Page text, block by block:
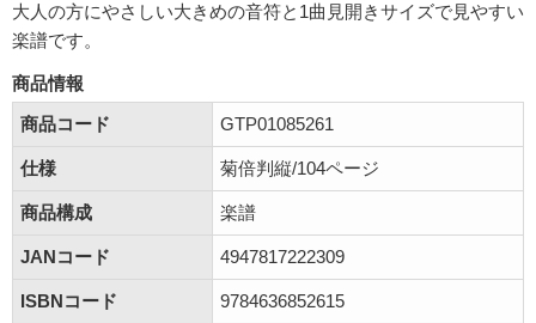
大人の方にやさしい大きめの音符と1曲見開きサイズで見やすい
楽譜です。
商品情報
商品コード
GTP01085261
仕様 菊倍判縦/104ページ
商品構成 楽譜
JANコード 4947817222309
ISBNコード 9784636852615